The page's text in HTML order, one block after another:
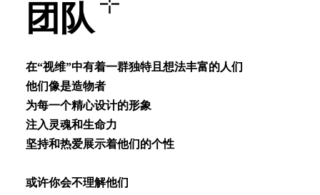
团队
在“视维”中有着⼀群独特且想法丰富的⼈们
他们像是造物者
为每⼀个精⼼设计的形象
注⼊灵魂和⽣命⼒
坚持和热爱展⽰着他们的个性
或许你会不理解他们